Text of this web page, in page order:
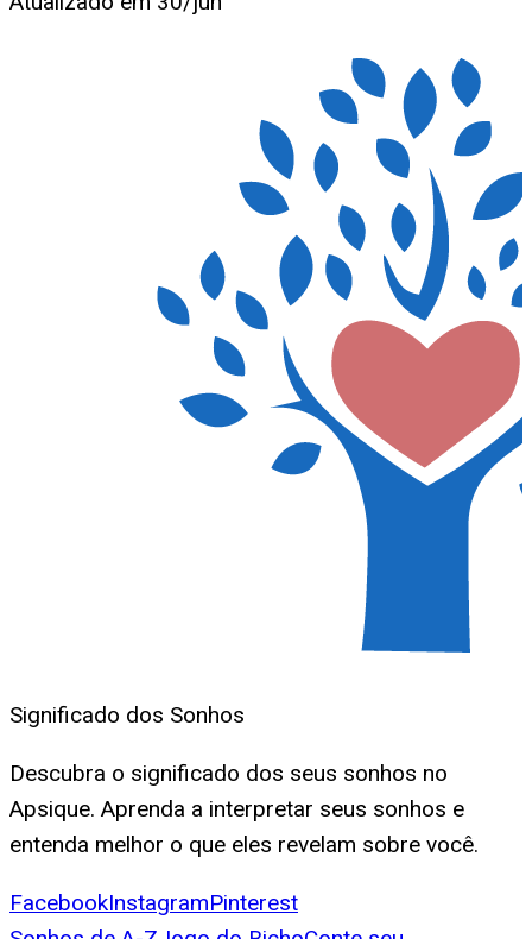
Significado dos Sonhos
Descubra o significado dos seus sonhos no
Apsique. Aprenda a interpretar seus sonhos e
entenda melhor o que eles revelam sobre você.
FacebookInstagramPinterest